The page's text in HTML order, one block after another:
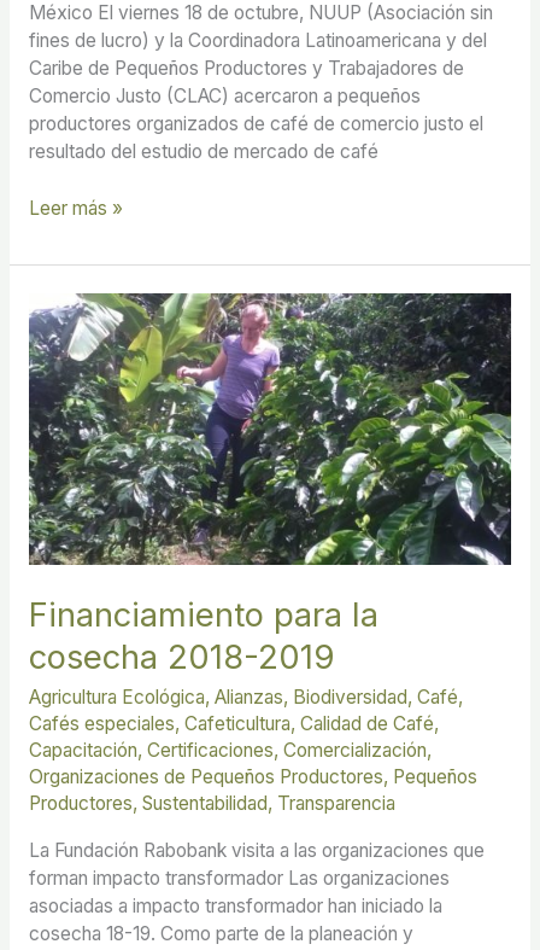
México El viernes 18 de octubre, NUUP (Asociación sin
fines de lucro) y la Coordinadora Latinoamericana y del
Caribe de Pequeños Productores y Trabajadores de
Comercio Justo (CLAC) acercaron a pequeños
productores organizados de café de comercio justo el
resultado del estudio de mercado de café
Leer más »
Financiamiento para la
cosecha 2018-2019
Agricultura Ecológica, Alianzas, Biodiversidad, Café,
Cafés especiales, Cafeticultura, Calidad de Café,
Capacitación, Certificaciones, Comercialización,
Organizaciones de Pequeños Productores, Pequeños
Productores, Sustentabilidad, Transparencia
La Fundación Rabobank visita a las organizaciones que
forman impacto transformador Las organizaciones
asociadas a impacto transformador han iniciado la
cosecha 18-19. Como parte de la planeación y
Financiamiento
para
la
cosecha
2018-
2019